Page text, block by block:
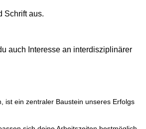
Schrift aus.
auch Interesse an interdisziplinärer
ist ein zentraler Baustein unseres Erfolgs